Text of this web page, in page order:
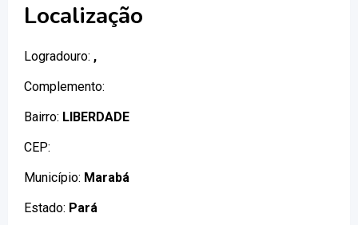
Localização
Logradouro: ,
Complemento:
Bairro: LIBERDADE
CEP:
Município: Marabá
Estado: Pará